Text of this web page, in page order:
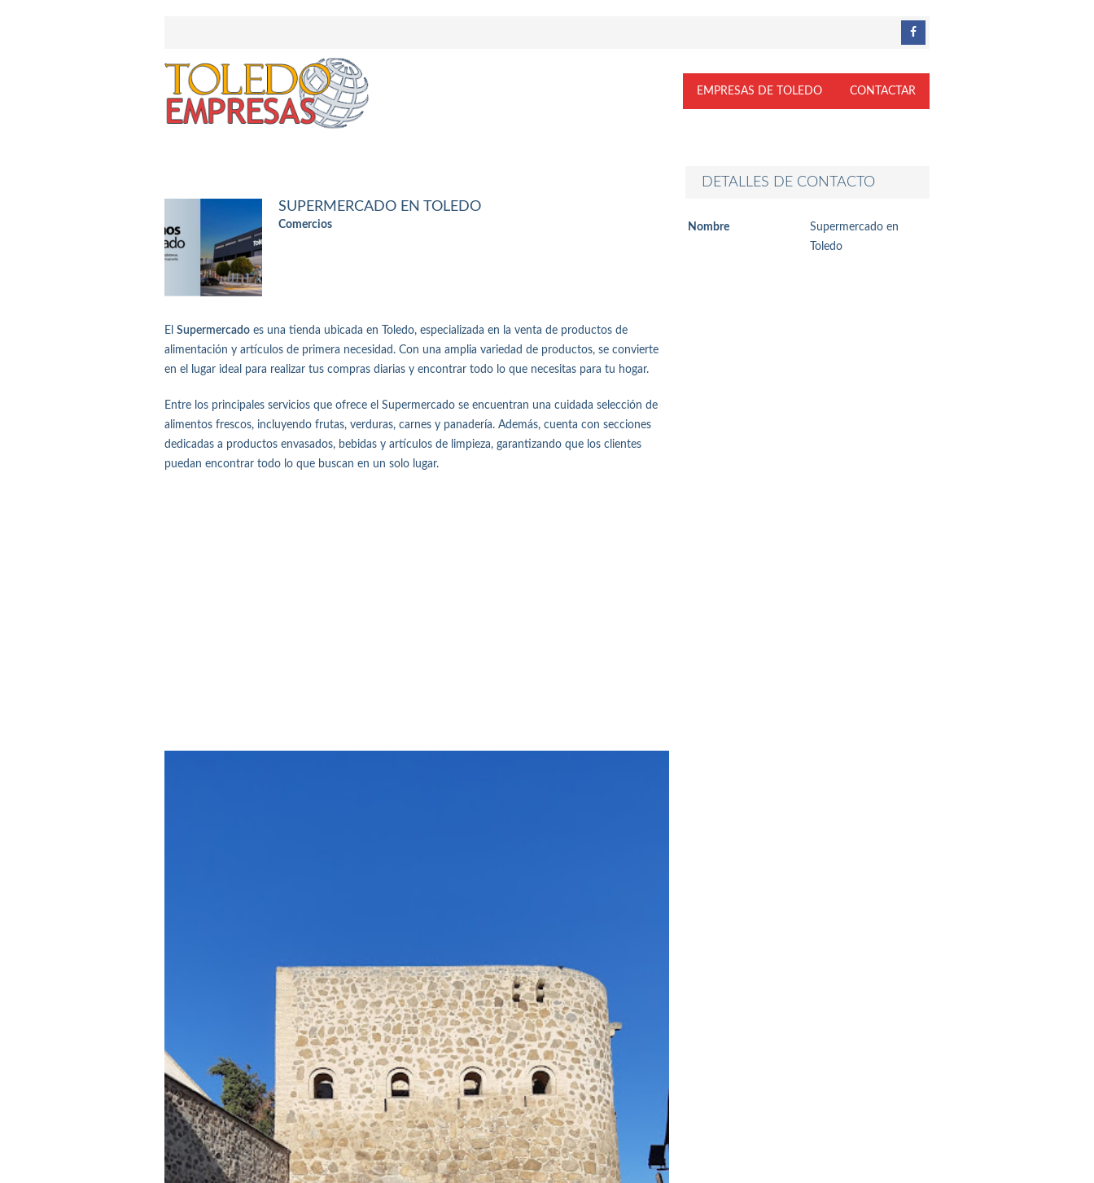
EMPRESAS DE TOLEDO CONTACTAR
DETALLES DE CONTACTO
Nombre
Supermercado en
Toledo
SUPERMERCADO EN TOLEDO
Comercios
El Supermercado es una tienda ubicada en Toledo, especializada en la venta de productos de
alimentación y artículos de primera necesidad. Con una amplia variedad de productos, se convierte
en el lugar ideal para realizar tus compras diarias y encontrar todo lo que necesitas para tu hogar.
Entre los principales servicios que ofrece el Supermercado se encuentran una cuidada selección de
alimentos frescos, incluyendo frutas, verduras, carnes y panadería. Además, cuenta con secciones
dedicadas a productos envasados, bebidas y artículos de limpieza, garantizando que los clientes
puedan encontrar todo lo que buscan en un solo lugar.